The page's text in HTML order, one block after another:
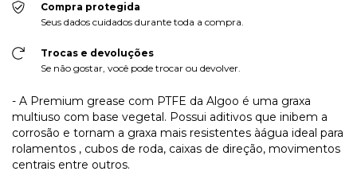
Compra protegida
Seus dados cuidados durante toda a compra.
Trocas e devoluções
Se não gostar, você pode trocar ou devolver.
- A Premium grease com PTFE da Algoo é uma graxa
multiuso com base vegetal. Possui aditivos que inibem a
corrosão e tornam a graxa mais resistentes àágua ideal para
rolamentos , cubos de roda, caixas de direção, movimentos
centrais entre outros.